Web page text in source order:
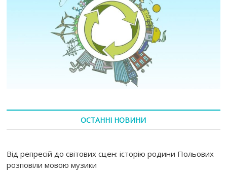
ОСТАННІ НОВИНИ
Від репресій до світових сцен: історію родини Польових
розповіли мовою музики